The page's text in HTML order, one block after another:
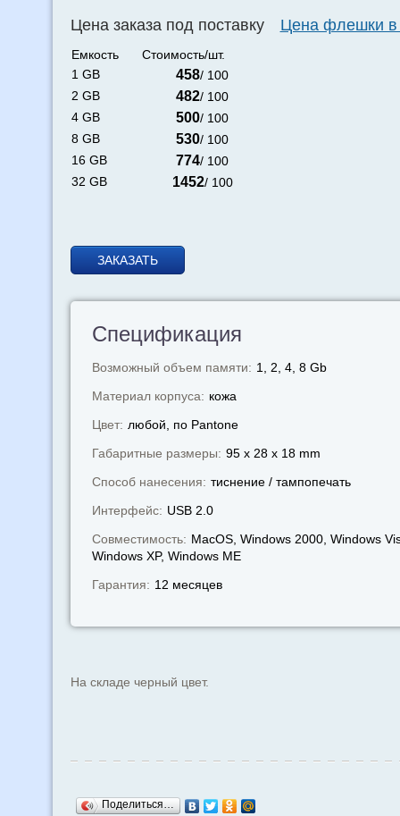
Цена заказа под поставку
Емкость
Стоимость/шт.
1 GB
458/ 100
2 GB
482/ 100
4 GB
500/ 100
8 GB
530/ 100
16 GB
774/ 100
32 GB
1452/ 100
Цена флешки в
ЗАКАЗАТЬ
Спецификация
Возможный объем памяти: 1, 2, 4, 8 Gb
Материал корпуса: кожа
Цвет: любой, по Pantone
Габаритные размеры: 95 x 28 x 18 mm
Способ нанесения: тиснение / тампопечать
Интерфейс: USB 2.0
Совместимость: MacOS, Windows 2000, Windows
Windows XP, Windows МЕ
Гарантия: 12 месяцев
На складе черный цвет.
Поделиться…